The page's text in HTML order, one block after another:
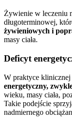
Żywienie w leczeniu
długoterminowej,
żywieniowych i
masy ciała.
Deficyt
W praktyce klinicznej
energetyczny,
wieku, masy ciała,
Takie podejście
nadmiernego